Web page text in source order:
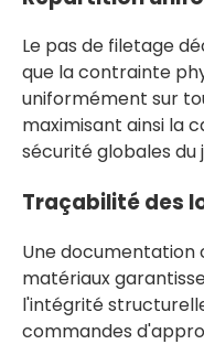
Le pas de filetage
que la contrainte
uniformément sur
maximisant ainsi la
sécurité globales du
Traçabilité des
Une
matériaux
l'intégrité
commandes